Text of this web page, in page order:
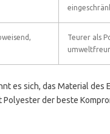
Teurer als
es sich, das Material des
der beste